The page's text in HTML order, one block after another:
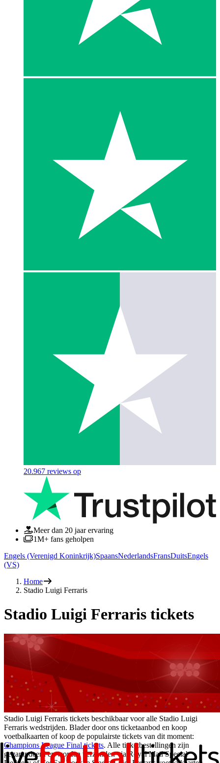
20.967 reviews op
Meer dan 20 jaar ervaring
1M+ fans geholpen
Engels (Verenigd Koninkrijk)SpaansNederlandsFransDuitsEngels
(VS)
Home
Stadio Luigi Ferraris
Stadio Luigi Ferraris tickets
Stadio Luigi Ferraris tickets beschikbaar voor alle Stadio Luigi
Ferraris wedstrijden. Blader door ons ticketaanbod en koop
voetbalkaarten of koop de populairste tickets van dit moment:
Champions League Final tickets. Alle ticketbestellingen zijn
gegarandeerd en worden verzonden via Royal Mail Special